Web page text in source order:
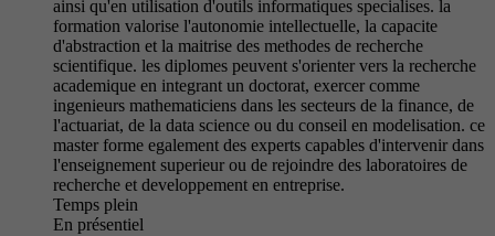
ainsi qu'en utilisation d'outils informatiques specialises. la
formation valorise l'autonomie intellectuelle, la capacite
d'abstraction et la maitrise des methodes de recherche
scientifique. les diplomes peuvent s'orienter vers la recherche
academique en integrant un doctorat, exercer comme
ingenieurs mathematiciens dans les secteurs de la finance, de
l'actuariat, de la data science ou du conseil en modelisation. ce
master forme egalement des experts capables d'intervenir dans
l'enseignement superieur ou de rejoindre des laboratoires de
recherche et developpement en entreprise.
Temps plein
En présentiel